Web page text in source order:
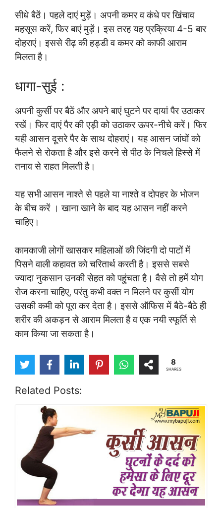
सीधे बैठें। पहले दाएं मुड़ें। अपनी कमर व कंधे पर खिंचाव
महसूस करें, फिर बाएं मुड़ें। इस तरह यह प्रक्रिया 4-5 बार
दोहराएं। इससे रीढ़ की हड्डी व कमर को काफी आराम
मिलता है।
धागा-सुई :
अपनी कुर्सी पर बैठें और अपने बाएं घुटने पर दायां पैर उठाकर
रखें। फिर दाएं पैर की एड़ी को उठाकर ऊपर-नीचे करें। फिर
यही आसन दूसरे पैर के साथ दोहराएं। यह आसन जांघों को
फैलने से रोकता है और इसे करने से पीठ के निचले हिस्से में
तनाव से राहत मिलती है।
यह सभी आसन नाश्ते से पहले या नाश्ते व दोपहर के भोजन
के बीच करें । खाना खाने के बाद यह आसन नहीं करने
चाहिए।
कामकाजी लोगों खासकर महिलाओं की जिंदगी दो पाटों में
पिसने वाली कहावत को चरितार्थ करती है। इससे सबसे
ज्यादा नुकसान उनकी सेहत को पहुंचता है। वैसे तो हमें योग
रोज करना चाहिए, परंतु कभी वक्त न मिलने पर कुर्सी योग
उसकी कमी को पूरा कर देता है। इससे ऑफिस में बैठे-बैठे ही
शरीर की अकड़न से आराम मिलता है व एक नयी स्फूर्ति से
काम किया जा सकता है।
8
SHARES
Related Posts: